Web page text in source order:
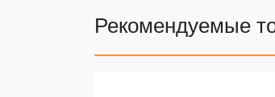
Рекомендуемые